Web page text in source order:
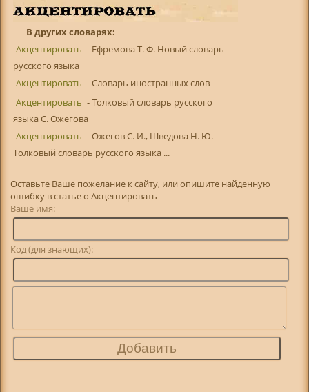
В других словарях:
Акцентировать - Ефремова Т. Ф. Новый словарь
русского языка
Акцентировать - Словарь иностранных слов
Акцентировать - Толковый словарь русского
языка С. Ожегова
Акцентировать - Ожегов С. И., Шведова Н. Ю.
Толковый словарь русского языка ...
Оставьте Ваше пожелание к сайту, или опишите найденную
ошибку в статье о Акцентировать
Ваше имя:
Код (для знающих):